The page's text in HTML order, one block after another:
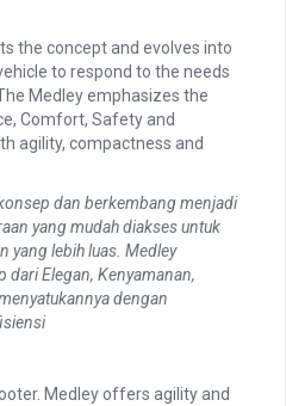
the concept and evolves into
to respond to the needs
Medley emphasizes the
Comfort, Safety and
agility, compactness and
dan berkembang menjadi
yang mudah diakses untuk
yang lebih luas. Medley
Elegan, Kenyamanan,
dengan
Medley offers agility and